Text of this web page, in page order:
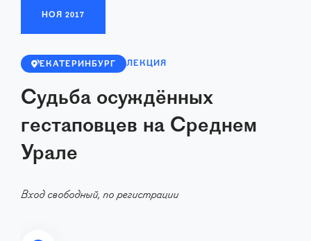
НОЯ 2017
ЕКАТЕРИНБУРГ ЛЕКЦИЯ
Судьба осуждённых
гестаповцев на Среднем
Урале
Вход свободный, по регистрации